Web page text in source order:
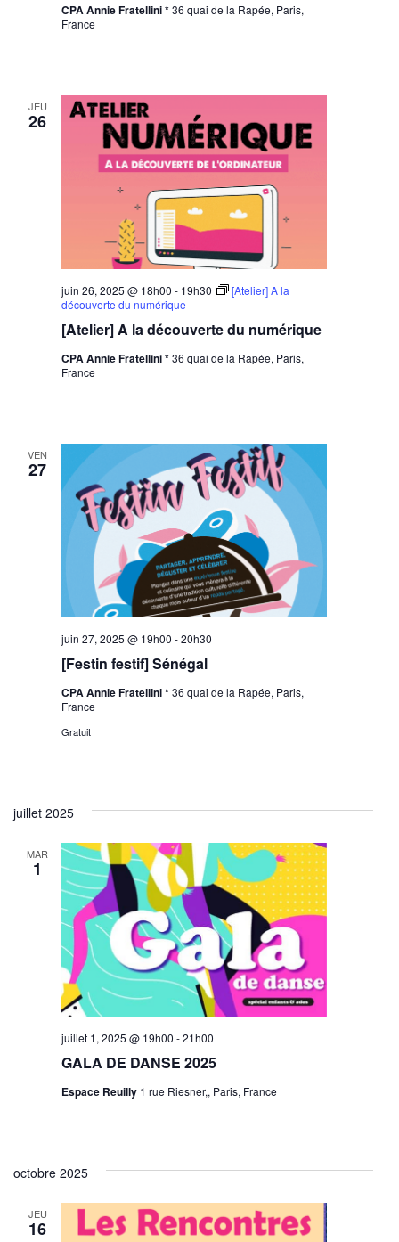
CPA Annie Fratellini *36 quai de la Rapée, Paris,
France
JEU
26
[Atelier] A la découverte du numérique
juin 26, 2025 @ 18h00 - 19h30
[Atelier] A la
découverte du numérique
CPA Annie Fratellini *36 quai de la Rapée, Paris,
France
VEN
27
[Festin festif] Sénégal
juin 27, 2025 @ 19h00 -20h30
CPA Annie Fratellini *36 quai de la Rapée, Paris,
France
Gratuit
juillet 2025
MAR
1
GALA DE DANSE 2025
juillet 1, 2025 @ 19h00 -21h00
Espace Reuilly 1 rue Riesner,, Paris, France
octobre 2025
JEU
16